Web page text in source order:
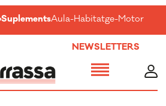
SuplementsAula-Habitatge-Motor-
NEWSLETTERS